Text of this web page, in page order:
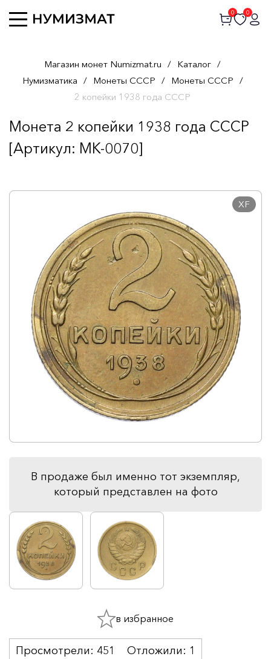
0 0
Магазин монет Numizmat.ru / Каталог /
Нумизматика / Монеты СССР / Монеты СССР /
2 копейки 1938 года СССР
Монета 2 копейки 1938 года СССР
[Артикул: MK-0070]
XF
В продаже был именно тот экземпляр,
который представлен на фото
Просмотрели: 451 Отложили: 1
в избранное